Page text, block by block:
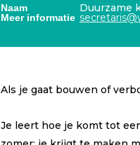
Naam Duurzame
Meer informatie
Als je gaat bouwen of
Je leert hoe je komt tot